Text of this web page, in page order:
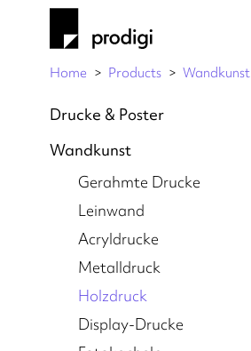
Home Products Wandkunst
Drucke & Poster
Wandkunst
Gerahmte Drucke
Leinwand
Acryldrucke
Metalldruck
Holzdruck
Display-Drucke